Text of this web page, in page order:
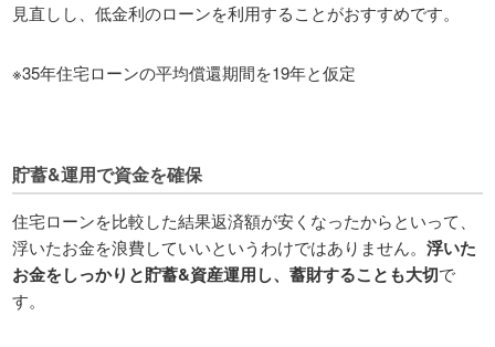
見直しし、低金利のローンを利用することがおすすめです。
※35年住宅ローンの平均償還期間を19年と仮定
貯蓄&運用で資金を確保
住宅ローンを比較した結果返済額が安くなったからといって、
浮いたお金を浪費していいというわけではありません。 浮いた
お金をしっかりと貯蓄&資産運用し、蓄財することも大切で
す。